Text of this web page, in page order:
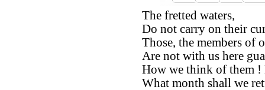
The fretted waters,
Do not carry on their
Those, the members of
Are not with us here
How we think of them
What month shall we